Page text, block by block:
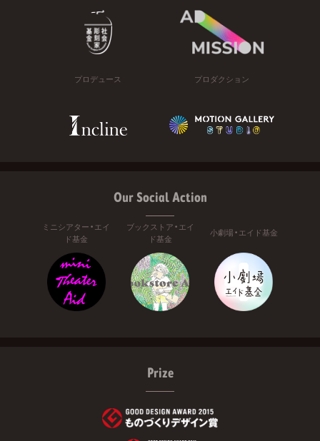
プロデュース プロダクション
Our Social Action
ミニシアター・エイ
ド基金
ブックストア・エイ
ド基金
小劇場・エイド基金
Prize